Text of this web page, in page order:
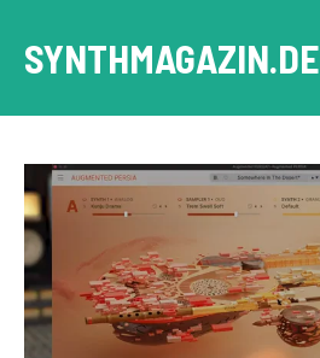
Inhalt
springen
SYNTHMAGAZIN.DE